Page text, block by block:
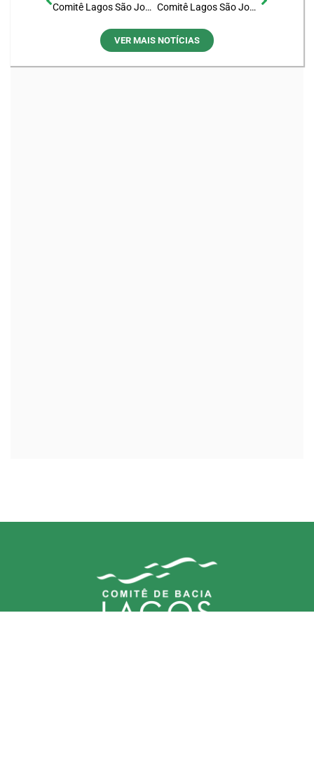
Comitê Lagos São João promove nova visita técnica aos alunos do Curso de Gestão de Recursos Comitê Lagos São João apresenta “case” de recuperação da Lagoa de Araruama em evento Nacional de Qualidade Ambiental
VER MAIS NOTÍCIAS